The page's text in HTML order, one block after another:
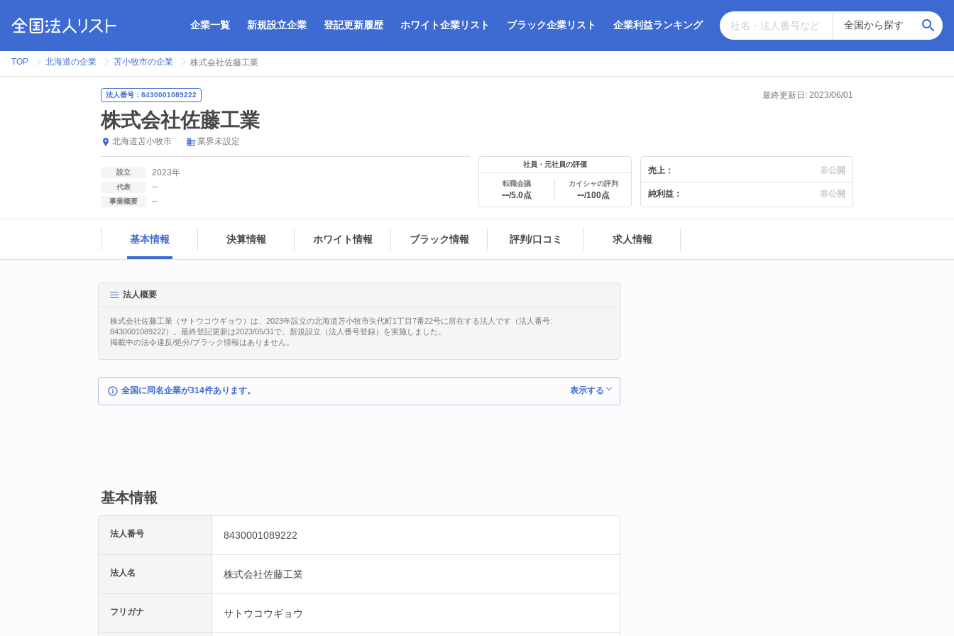
企業一覧 新規設立企業 登記更新履歴 ホワイト企業リスト ブラック企業リスト 企業利益ランキング
TOP 北海道の企業 苫小牧市の企業 株式会社佐藤工業
法人番号：8430001089222 最終更新日: 2023/06/01
株式会社佐藤工業
北海道苫小牧市 業界未設定
設立 2023年
代表 --
事業概要 --
社員・元社員の評価
転職会議
--/5.0点
カイシャの評判
--/100点
売上： 非公開
純利益： 非公開
基本情報 決算情報 ホワイト情報 ブラック情報 評判/口コミ 求人情報
法人概要
株式会社佐藤工業（サトウコウギョウ）は、2023年設立の北海道苫小牧市矢代町1丁目7番22号に所在する法人です（法人番号:
8430001089222）。最終登記更新は2023/05/31で、新規設立（法人番号登録）を実施しました。
掲載中の法令違反/処分/ブラック情報はありません。
全国に同名企業が314件あります。 表示する
基本情報
法人番号 8430001089222
法人名 株式会社佐藤工業
フリガナ サトウコウギョウ